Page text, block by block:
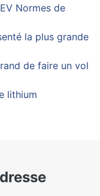
Normes de
la plus grande
de faire un vol
lithium